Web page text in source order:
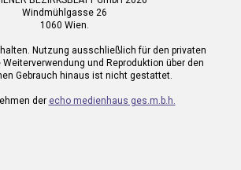
Windmühlgasse 26
1060 Wien.
Nutzung ausschließlich für den privaten
Weiterverwendung und Reproduktion über den
Gebrauch hinaus ist nicht gestattet.
der echo medienhaus ges.m.b.h.